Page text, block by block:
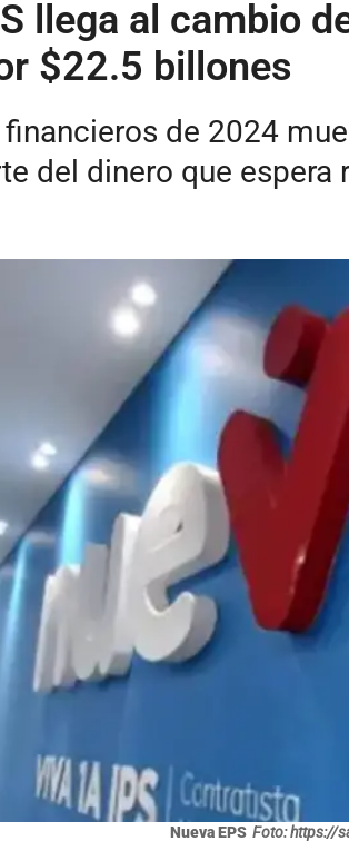
llega al cambio
$22.5 billones
de 2024
del dinero que espera
Nueva EPS Foto: https://